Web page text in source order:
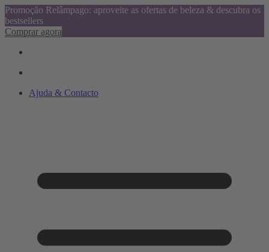
Promoção Relâmpago: aproveite as ofertas de beleza & descubra os
bestsellers
Comprar agora
Ajuda & Contacto